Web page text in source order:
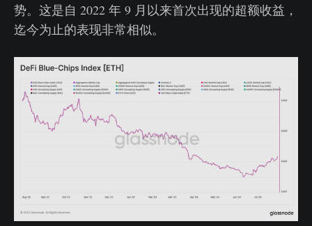
势。这是自 2022 年 9 月以来首次出现的超额收益，
迄今为止的表现非常相似。